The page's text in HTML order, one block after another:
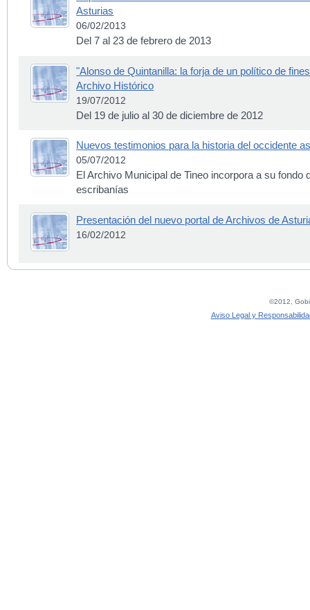
Asturias
06/02/2013
Del 7 al 23 de febrero de 2013
"Alonso de Quintanilla: la forja de un político de
Archivo Histórico
19/07/2012
Del 19 de julio al 30 de diciembre de 2012
Nuevos testimonios para la historia del occidente
05/07/2012
El Archivo Municipal de Tineo incorpora a su fondo
escribanías
Presentación del nuevo portal de Archivos de
16/02/2012
©2012,
Aviso Legal y